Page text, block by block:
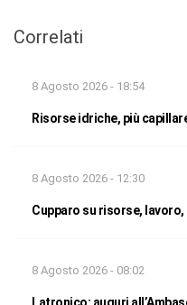
Correlati
8 Agosto 2026 - 18:54
Risorse idriche, più
8 Agosto 2026 - 12:30
Cupparo su risorse,
8 Agosto 2026 - 08:02